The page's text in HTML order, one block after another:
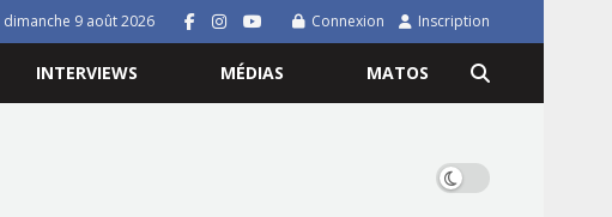
dimanche 9 août 2026 Connexion Inscription
INTERVIEWS MÉDIAS MATOS